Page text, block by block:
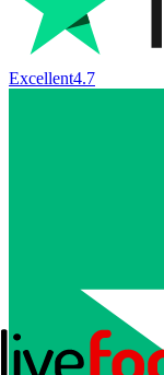
Excellent4.7